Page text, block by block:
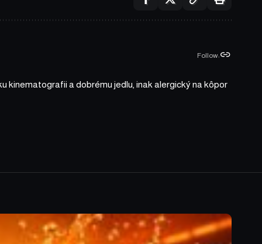
Follow:
kinematografii a dobrému jedlu, inak alergický na kôpor